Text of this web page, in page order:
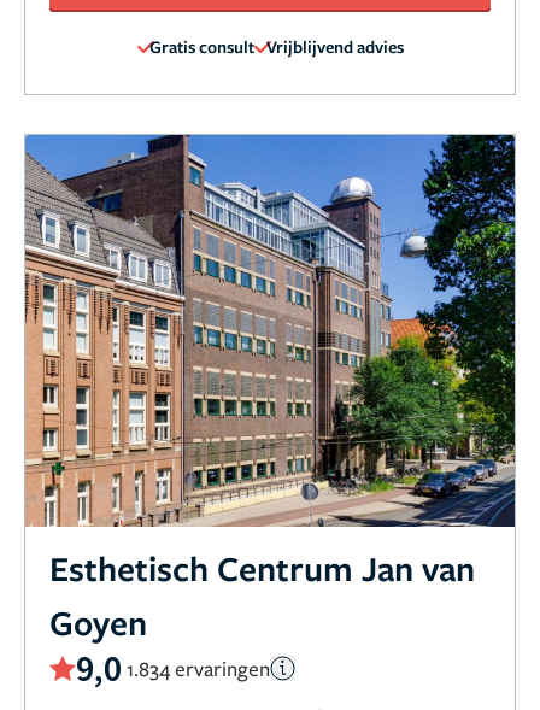
Gratis consult Vrijblijvend advies
Esthetisch Centrum Jan van
Goyen
9,0 1.834 ervaringen